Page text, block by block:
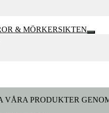
& MÖRKERSIKTEN
VÅRA PRODUKTER